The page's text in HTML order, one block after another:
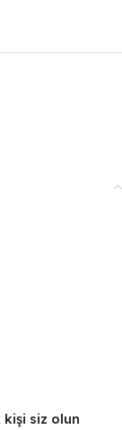
kişi siz olun